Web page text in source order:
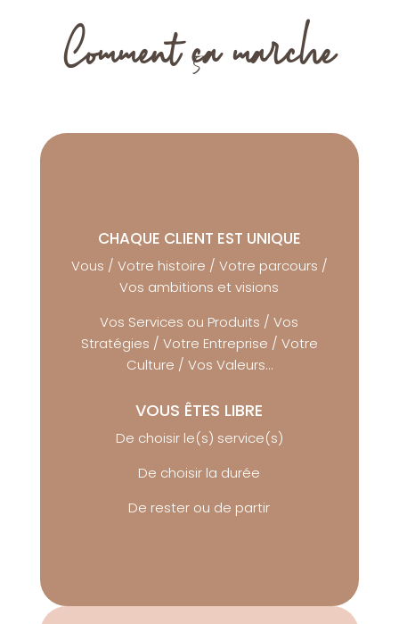
Commentca marche
CHAQUE CLIENT EST UNIQUE
Vous / Votre histoire / Votre parcours /
Vos ambitions et visions
Vos Services ou Produits / Vos
Stratégies / Votre Entreprise / Votre
Culture / Vos Valeurs…
VOUS ÊTES LIBRE
De choisir le(s) service(s)
De choisir la durée
De rester ou de partir